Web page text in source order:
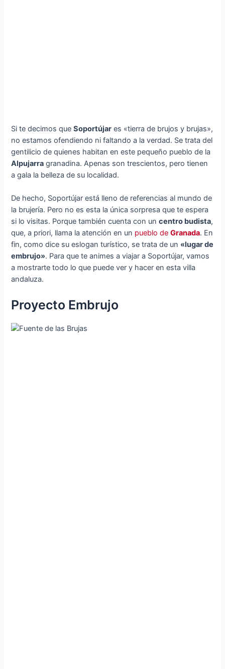
Si te decimos queSoportújar es «tierra de brujos y brujas»,
no estamos ofendiendo ni faltando a la verdad. Se trata del
gentilicio de quienes habitan en este pequeño pueblo de la
Alpujarra granadina. Apenas son trescientos, pero tienen
a gala la belleza de su localidad.
De hecho, Soportújar está lleno de referencias al mundo de
la brujería. Pero no es esta la única sorpresa que te espera
si lo visitas. Porque también cuenta con uncentro budista,
que, a priori, llama la atención en un pueblo deGranada. En
fin, como dice su eslogan turístico, se trata de un «lugar de
embrujo». Para que te animes a viajar a Soportújar, vamos
a mostrarte todo lo que puede ver y hacer en esta villa
andaluza.
Proyecto Embrujo